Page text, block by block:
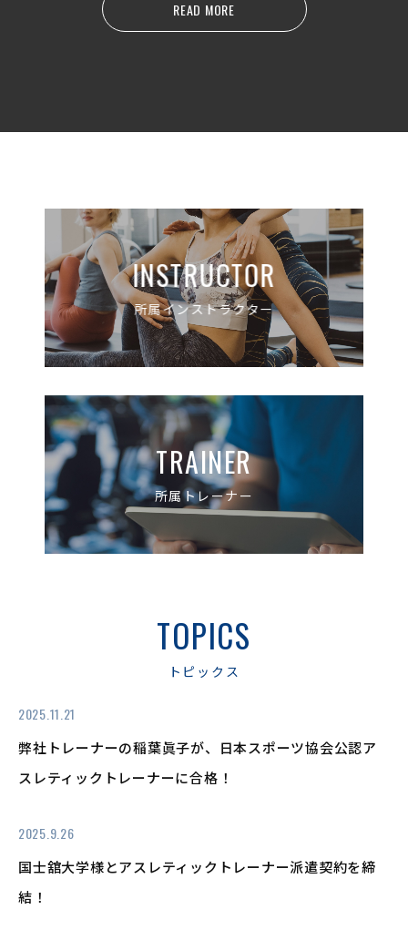
READ MORE
INSTRUCTOR
所属インストラクター
TRAINER
所属トレーナー
TOPICS
トピックス
2025.11.21
弊社トレーナーの稲葉眞子が、日本スポーツ協会公認ア
スレティックトレーナーに合格！
2025.9.26
国士舘大学様とアスレティックトレーナー派遣契約を締
結！